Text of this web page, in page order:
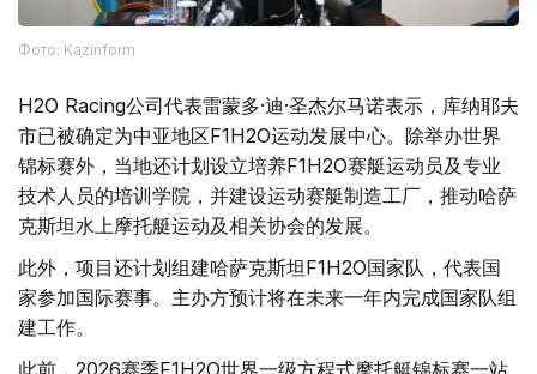
Фото: Kazinform
H2O Racing公司代表雷蒙多·迪·圣杰尔马诺表示，库纳耶夫
市已被确定为中亚地区F1H2O运动发展中心。除举办世界
锦标赛外，当地还计划设立培养F1H2O赛艇运动员及专业
技术人员的培训学院，并建设运动赛艇制造工厂，推动哈萨
克斯坦水上摩托艇运动及相关协会的发展。
此外，项目还计划组建哈萨克斯坦F1H2O国家队，代表国
家参加国际赛事。主办方预计将在未来一年内完成国家队组
建工作。